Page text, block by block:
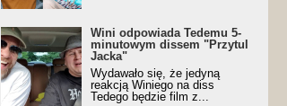
Wini odpowiada Tedemu 5-
minutowym dissem "Przytul
Jacka"
Wydawało się, że jedyną
reakcją Winiego na diss
Tedego będzie film z...